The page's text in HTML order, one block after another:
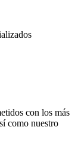
con los más
como nuestro